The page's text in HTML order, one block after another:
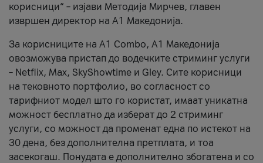
корисници“ – изјави Методија Мирчев, главен
извршен директор на А1 Македонија.
За корисниците на A1 Combo, А1 Македонија
овозможува пристап до водечките стриминг услуги
– Netflix, Max, SkyShowtime и Gley. Сите корисници
на тековното портфолио, во согласност со
тарифниот модел што го користат, имаат уникатна
можност бесплатно да изберат до 2 стриминг
услуги, со можност да променат една по истекот на
30 дена, без дополнителна претплата, и тоа
засекогаш. Понудата е дополнително збогатена и со